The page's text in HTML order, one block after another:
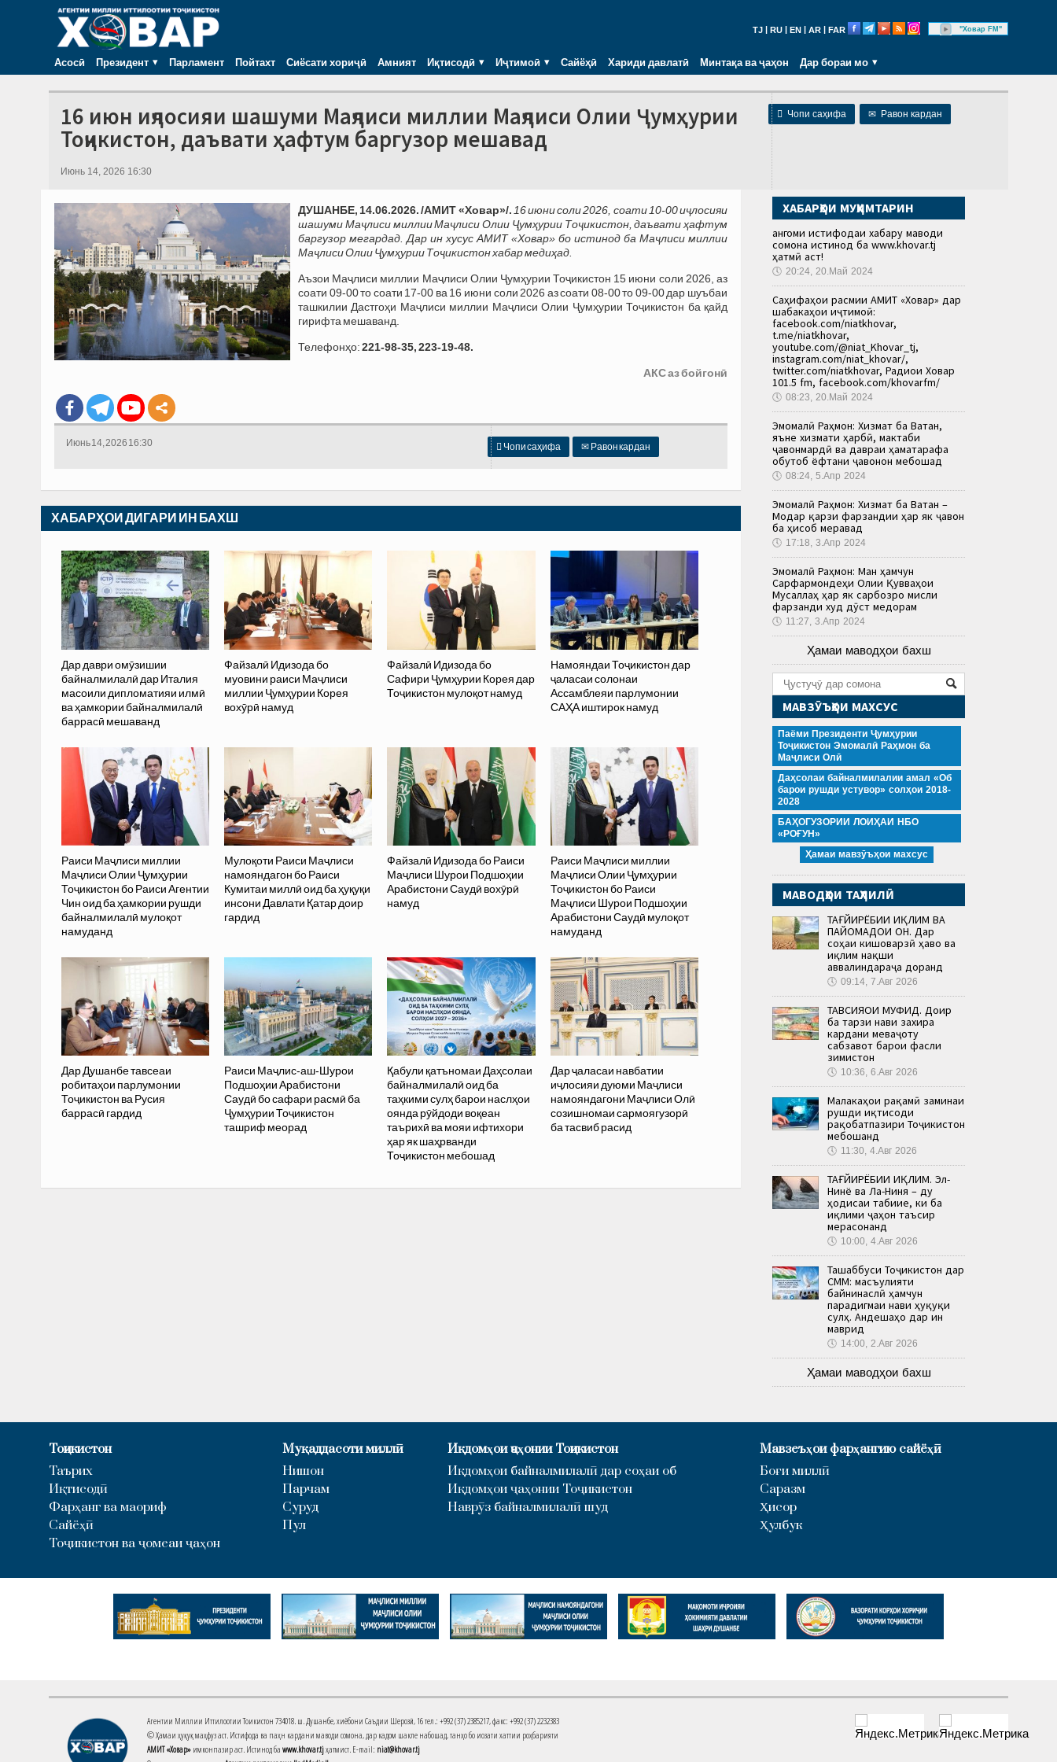
TJ RU EN AR FAR "Ховар FM"
Асосӣ Президент Парламент Пойтахт Сиёсати хориҷӣ Амният Иқтисодӣ Иҷтимоӣ Сайёҳӣ Хариди давлатӣ Минтақа ва ҷаҳон Дар бораи мо
 Чопи саҳифа ✉ Равон кардан
16 июн иҷлосияи шашуми Маҷлиси миллии Маҷлиси Олии Ҷумҳурии
Тоҷикистон, даъвати ҳафтум баргузор мешавад
Июнь 14, 2026 16:30
ДУШАНБЕ, 14.06.2026. /АМИТ «Ховар»/. 16 июни соли 2026, соати 10-00 иҷлосияи
шашуми Маҷлиси миллии Маҷлиси Олии Ҷумҳурии Тоҷикистон, даъвати ҳафтум
баргузор мегардад. Дар ин хусус АМИТ «Ховар» бо истинод ба Маҷлиси миллии
Маҷлиси Олии Ҷумҳурии Тоҷикистон хабар медиҳад.
Аъзои Маҷлиси миллии Маҷлиси Олии Ҷумҳурии Тоҷикистон 15 июни соли 2026, аз
соати 09-00 то соати 17-00 ва 16 июни соли 2026 аз соати 08-00 то 09-00 дар шуъбаи
ташкилии Дастгоҳи Маҷлиси миллии Маҷлиси Олии Ҷумҳурии Тоҷикистон ба қайд
гирифта мешаванд.
Телефонҳо:221-98-35, 223-19-48.
АКС аз бойгонӣ
 Чопи саҳифа ✉ Равон кардан
Июнь 14, 2026 16:30
ХАБАРҲОИ ДИГАРИ ИН БАХШ
Дар даври омӯзишии
байналмилалӣ дар Италия
масоили дипломатияи илмӣ
ва ҳамкории байналмилалӣ
баррасӣ мешаванд
Файзалӣ Идизода бо
муовини раиси Маҷлиси
миллии Ҷумҳурии Корея
вохӯрӣ намуд
Файзалӣ Идизода бо
Сафири Ҷумҳурии Корея дар
Тоҷикистон мулоқот намуд
Намояндаи Тоҷикистон дар
ҷаласаи солонаи
Ассамблеяи парлумонии
САҲА иштирок намуд
Раиси Маҷлиси миллии
Маҷлиси Олии Ҷумҳурии
Тоҷикистон бо Раиси Агентии
Чин оид ба ҳамкории рушди
байналмилалӣ мулоқот
намуданд
Мулоқоти Раиси Маҷлиси
намояндагон бо Раиси
Кумитаи миллӣ оид ба ҳуқуқи
инсони Давлати Қатар доир
гардид
Файзалӣ Идизода бо Раиси
Маҷлиси Шурои Подшоҳии
Арабистони Саудӣ вохӯрӣ
намуд
Раиси Маҷлиси миллии
Маҷлиси Олии Ҷумҳурии
Тоҷикистон бо Раиси
Маҷлиси Шурои Подшоҳии
Арабистони Саудӣ мулоқот
намуданд
Дар Душанбе тавсеаи
робитаҳои парлумонии
Тоҷикистон ва Русия
баррасӣ гардид
Раиси Маҷлис-аш-Шурои
Подшоҳии Арабистони
Саудӣ бо сафари расмӣ ба
Ҷумҳурии Тоҷикистон
ташриф меорад
Қабули қатъномаи Даҳсолаи
байналмилалӣ оид ба
таҳкими сулҳ барои наслҳои
оянда рӯйдоди воқеан
таърихӣ ва мояи ифтихори
ҳар як шаҳрванди
Тоҷикистон мебошад
Дар ҷаласаи навбатии
иҷлосияи дуюми Маҷлиси
намояндагони Маҷлиси Олӣ
созишномаи сармоягузорӣ
ба тасвиб расид
ХАБАРҲОИ МУҲИМТАРИН
Ҳангоми истифодаи хабару маводи
сомона истинод ба www.khovar.tj
ҳатмӣ аст!
🕔 20:24, 20.Май 2024
Саҳифаҳои расмии АМИТ «Ховар» дар
шабакаҳои иҷтимоӣ:
facebook.com/niatkhovar,
t.me/niatkhovar,
youtube.com/@niat_Khovar_tj,
instagram.com/niat_khovar/,
twitter.com/niatkhovar, Радиои Ховар
101.5 fm, facebook.com/khovarfm/
🕔 08:23, 20.Май 2024
Эмомалӣ Раҳмон: Хизмат ба Ватан,
яъне хизмати ҳарбӣ, мактаби
ҷавонмардӣ ва давраи ҳаматарафа
обутоб ёфтани ҷавонон мебошад
🕔 08:24, 5.Апр 2024
Эмомалӣ Раҳмон: Хизмат ба Ватан –
Модар қарзи фарзандии ҳар як ҷавон
ба ҳисоб меравад
🕔 17:18, 3.Апр 2024
Эмомалӣ Раҳмон: Ман ҳамчун
Сарфармондеҳи Олии Қувваҳои
Мусаллаҳ ҳар як сарбозро мисли
фарзанди худ дӯст медорам
🕔 11:27, 3.Апр 2024
Ҳамаи маводҳои бахш
МАВЗӮЪҲОИ МАХСУС
Паёми Президенти Ҷумҳурии
Тоҷикистон Эмомалӣ Раҳмон ба
Маҷлиси Олӣ
Даҳсолаи байналмилалии амал «Об
барои рушди устувор» солҳои 2018-
2028
БАҲОГУЗОРИИ ЛОИҲАИ НБО
«РОҒУН»
Ҳамаи мавзӯъҳои махсус
МАВОДҲОИ ТАҲЛИЛӢ
ТАҒЙИРЁБИИ ИҚЛИМ ВА
ПАЙОМАДҲОИ ОН. Дар
соҳаи кишоварзӣ ҳаво ва
иқлим нақши
аввалиндараҷа доранд
🕔 09:14, 7.Авг 2026
ТАВСИЯҲОИ МУФИД. Доир
ба тарзи нави захира
кардани меваҷоту
сабзавот барои фасли
зимистон
🕔 10:36, 6.Авг 2026
Малакаҳои рақамӣ заминаи
рушди иқтисоди
рақобатпазири Тоҷикистон
мебошанд
🕔 11:30, 4.Авг 2026
ТАҒЙИРЁБИИ ИҚЛИМ. Эл-
Нинё ва Ла-Ниня – ду
ҳодисаи табиие, ки ба
иқлими ҷаҳон таъсир
мерасонанд
🕔 10:00, 4.Авг 2026
Ташаббуси Тоҷикистон дар
СММ: масъулияти
байнинаслӣ ҳамчун
парадигмаи нави ҳуқуқи
сулҳ. Андешаҳо дар ин
маврид
🕔 14:00, 2.Авг 2026
Ҳамаи маводҳои бахш
Тоҷикистон
Таърих
Иқтисодӣ
Фарҳанг ва маориф
Сайёҳӣ
Тоҷикистон ва ҷомеаи ҷаҳон
Муқаддасоти миллӣ
Нишон
Парчам
Суруд
Пул
Иқдомҳои ҷаҳонии Тоҷикистон
Иқдомҳои байналмилалӣ дар соҳаи об
Иқдомҳои ҷаҳонии Тоҷикистон
Наврӯз байналмилалӣ шуд
Мавзеъҳои фарҳангию сайёҳӣ
Боғи миллӣ
Саразм
Ҳисор
Ҳулбук
Агентии Миллии Иттилоотии Тоҷикистон 734018. ш. Душанбе, хиёбони Саъдии Шерозӣ, 16 тел.: +992 (37) 2385217, факс: +992 (37) 2232383
© Ҳамаи ҳуқуқ маҳфуз аст. Истифода ва паҳн кардани маводи сомона, дар кадом шакле набошад, танҳо бо иҷозати хаттии роҳбарияти
АМИТ «Ховар» имконпазир аст. Истинод ба www.khovar.tjҳатмист. E-mail: niat@khovar.tj